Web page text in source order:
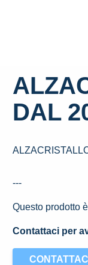
DAL
---
Questo prodotto
Contattaci per